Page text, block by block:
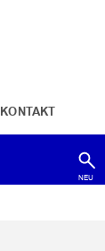
KONTAKT